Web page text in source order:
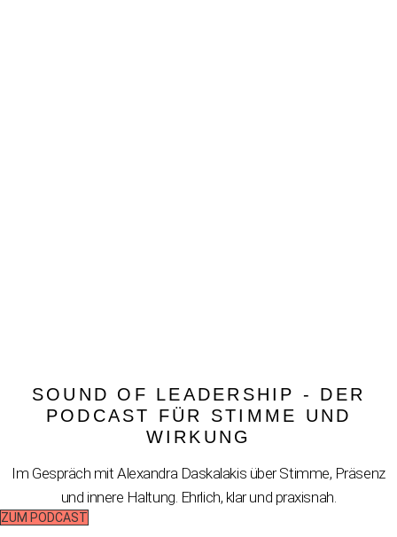
SOUND OF LEADERSHIP - DER
PODCAST FÜR STIMME UND
WIRKUNG
Im Gespräch mit Alexandra Daskalakis über Stimme, Präsenz
und innere Haltung. Ehrlich, klar und praxisnah.
ZUM PODCAST